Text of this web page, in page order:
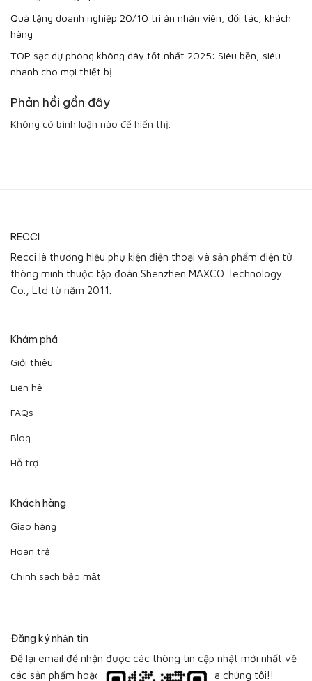
Quà tặng doanh nghiệp 20/10 tri ân nhân viên, đối tác, khách
hàng
TOP sạc dự phòng không dây tốt nhất 2025: Siêu bền, siêu
nhanh cho mọi thiết bị
Phản hồi gần đây
Không có bình luận nào để hiển thị.
RECCI
Recci là thương hiệu phụ kiện điện thoại và sản phẩm điện tử
thông minh thuộc tập đoàn Shenzhen MAXCO Technology
Co., Ltd từ năm 2011.
Khám phá
Giới thiệu
Liên hệ
FAQs
Blog
Hỗ trợ
Khách hàng
Giao hàng
Hoàn trả
Chính sách bảo mật
Đăng ký nhận tin
Để lại email để nhận được các thông tin cập nhật mới nhất về
các sản phẩm hoặc bộ sưu tập sản phẩm của chúng tôi!!